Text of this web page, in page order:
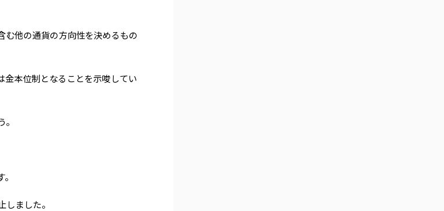
む他の通貨の方向性を決めるもの
金本位制となることを示唆してい
ました。